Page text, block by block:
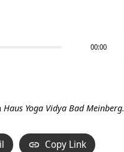
00:00
Haus Yoga Vidya Bad Meinberg.
Copy Link